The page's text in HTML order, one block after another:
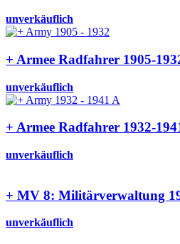
unverkäuflich
+ Armee Radfahrer 1905-
unverkäuflich
+ Armee Radfahrer 1932-
unverkäuflich
+ MV 8: Militärverwaltung
unverkäuflich